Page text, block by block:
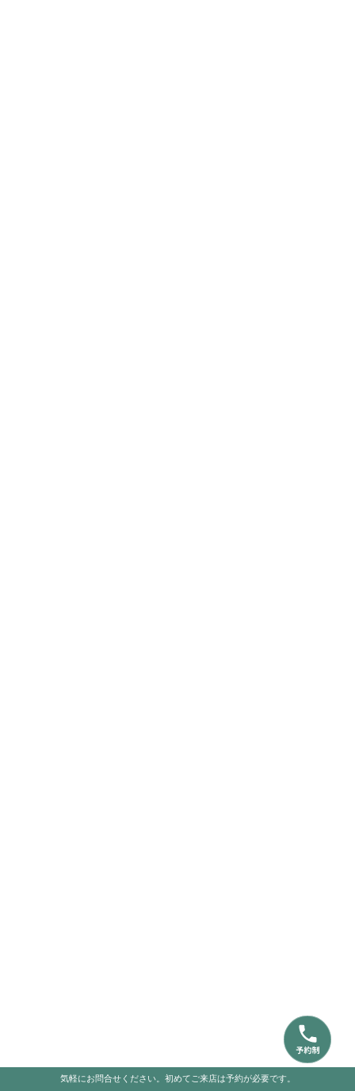
気軽にお問合せください。初めてご来店は予約が必要です。